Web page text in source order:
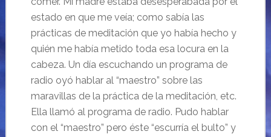
estado en que me veía; como sabía las
prácticas de meditación que yo había hecho y
quién me había metido toda esa locura en la
cabeza. Un día escuchando un programa de
radio oyó hablar al “maestro” sobre las
maravillas de la práctica de la meditación, etc.
Ella llamó al programa de radio. Pudo hablar
con el “maestro” pero éste “escurría el bulto” y